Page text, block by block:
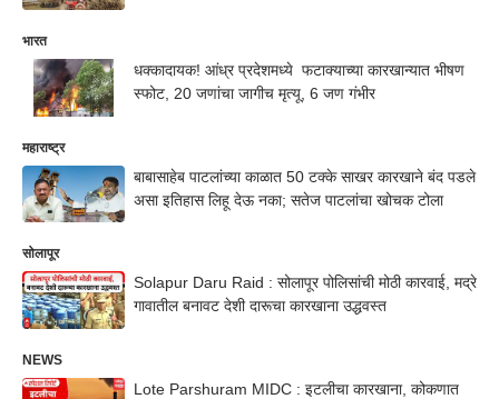
भारत
धक्कादायक! आंध्र प्रदेशमध्ये फटाक्याच्या कारखान्यात भीषण
स्फोट, 20 जणांचा जागीच मृत्यू, 6 जण गंभीर
महाराष्ट्र
बाबासाहेब पाटलांच्या काळात 50 टक्के साखर कारखाने बंद पडले
असा इतिहास लिहू देऊ नका; सतेज पाटलांचा खोचक टोला
सोलापूर
Solapur Daru Raid : सोलापूर पोलिसांची मोठी कारवाई, मद्रे
गावातील बनावट देशी दारूचा कारखाना उद्धवस्त
NEWS
Lote Parshuram MIDC : इटलीचा कारखाना, कोकणात